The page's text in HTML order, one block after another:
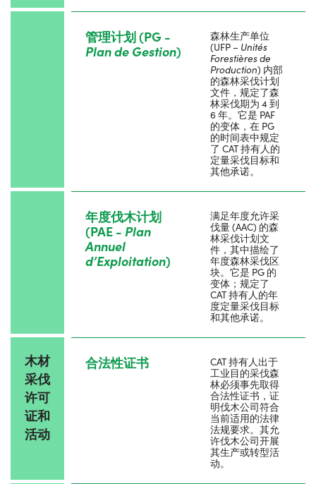
管理计划 (PG -
Plan de Gestion)
森林生产单位
(UFP – Unités
Forestières de
Production) 内部
的森林采伐计划
文件，规定了森
林采伐期为 4 到
6 年。它是 PAF
的变体，在 PG
的时间表中规定
了 CAT 持有人的
定量采伐目标和
其他承诺。
年度伐木计划
(PAE - Plan
Annuel
d’Exploitation)
满足年度允许采
伐量 (AAC) 的森
林采伐计划文
件，其中描绘了
年度森林采伐区
块。它是 PG 的
变体；规定了
CAT 持有人的年
度定量采伐目标
和其他承诺。
木材
采伐
许可
证和
活动
合法性证书
CAT 持有人出于
工业目的采伐森
林必须事先取得
合法性证书，证
明伐木公司符合
当前适用的法律
法规要求。其允
许伐木公司开展
其生产或转型活
动。